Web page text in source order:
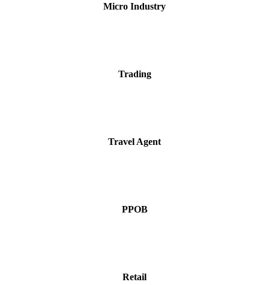
Micro Industry
Trading
Travel Agent
PPOB
Retail